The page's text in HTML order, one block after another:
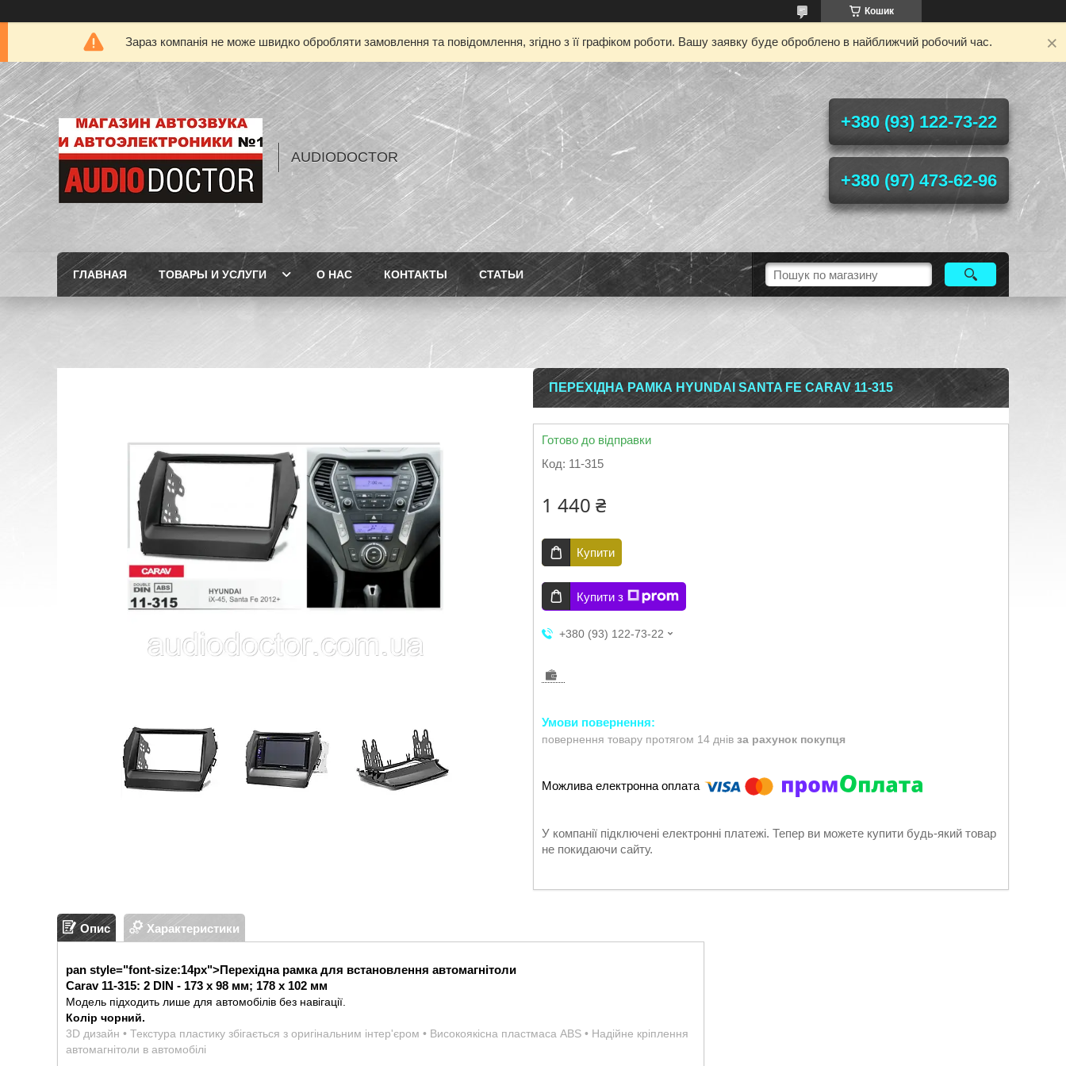
Кошик
Зараз компанія не може швидко обробляти замовлення та повідомлення, згідно з її графіком роботи. Вашу заявку буде оброблено в найближчий робочий час.
AUDIODOCTOR
+380 (93) 122-73-22
+380 (97) 473-62-96
ГЛАВНАЯ ТОВАРЫ И УСЛУГИ О НАС КОНТАКТЫ СТАТЬИ
ПЕРЕХІДНА РАМКА HYUNDAI SANTA FE CARAV 11-315
Готово до відправки
Код: 11-315
1 440 ₴
Купити
Купити з
+380 (93) 122-73-22
повернення товару протягом 14 днів за рахунок покупця
У компанії підключені електронні платежі. Тепер ви можете купити будь-який товар
не покидаючи сайту.
Опис Характеристики
pan style="font-size:14px">Перехідна рамка для встановлення автомагнітоли
Carav 11-315: 2 DIN - 173 x 98 мм; 178 x 102 мм
Модель підходить лише для автомобілів без навігації.
Колір чорний.
3D дизайн • Текстура пластику збігається з оригінальним інтер'єром • Високоякісна пластмаса ABS • Надійне кріплення
автомагнітоли в автомобілі